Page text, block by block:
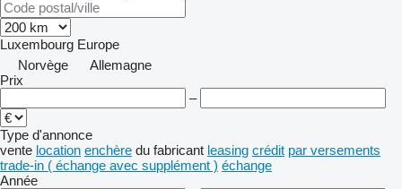
Luxembourg Europe
Norvège
Allemagne
Prix
–
Type d'annonce
vente location enchère du fabricant leasing crédit par versements
trade-in ( échange avec supplément ) échange
Année